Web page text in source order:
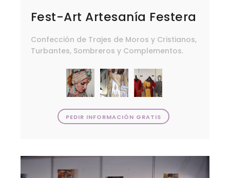
Fest-Art Artesanía Festera
Confección de Trajes de Moros y Cristianos,
Turbantes, Sombreros y Complementos.
PEDIR INFORMACIÓN GRATIS